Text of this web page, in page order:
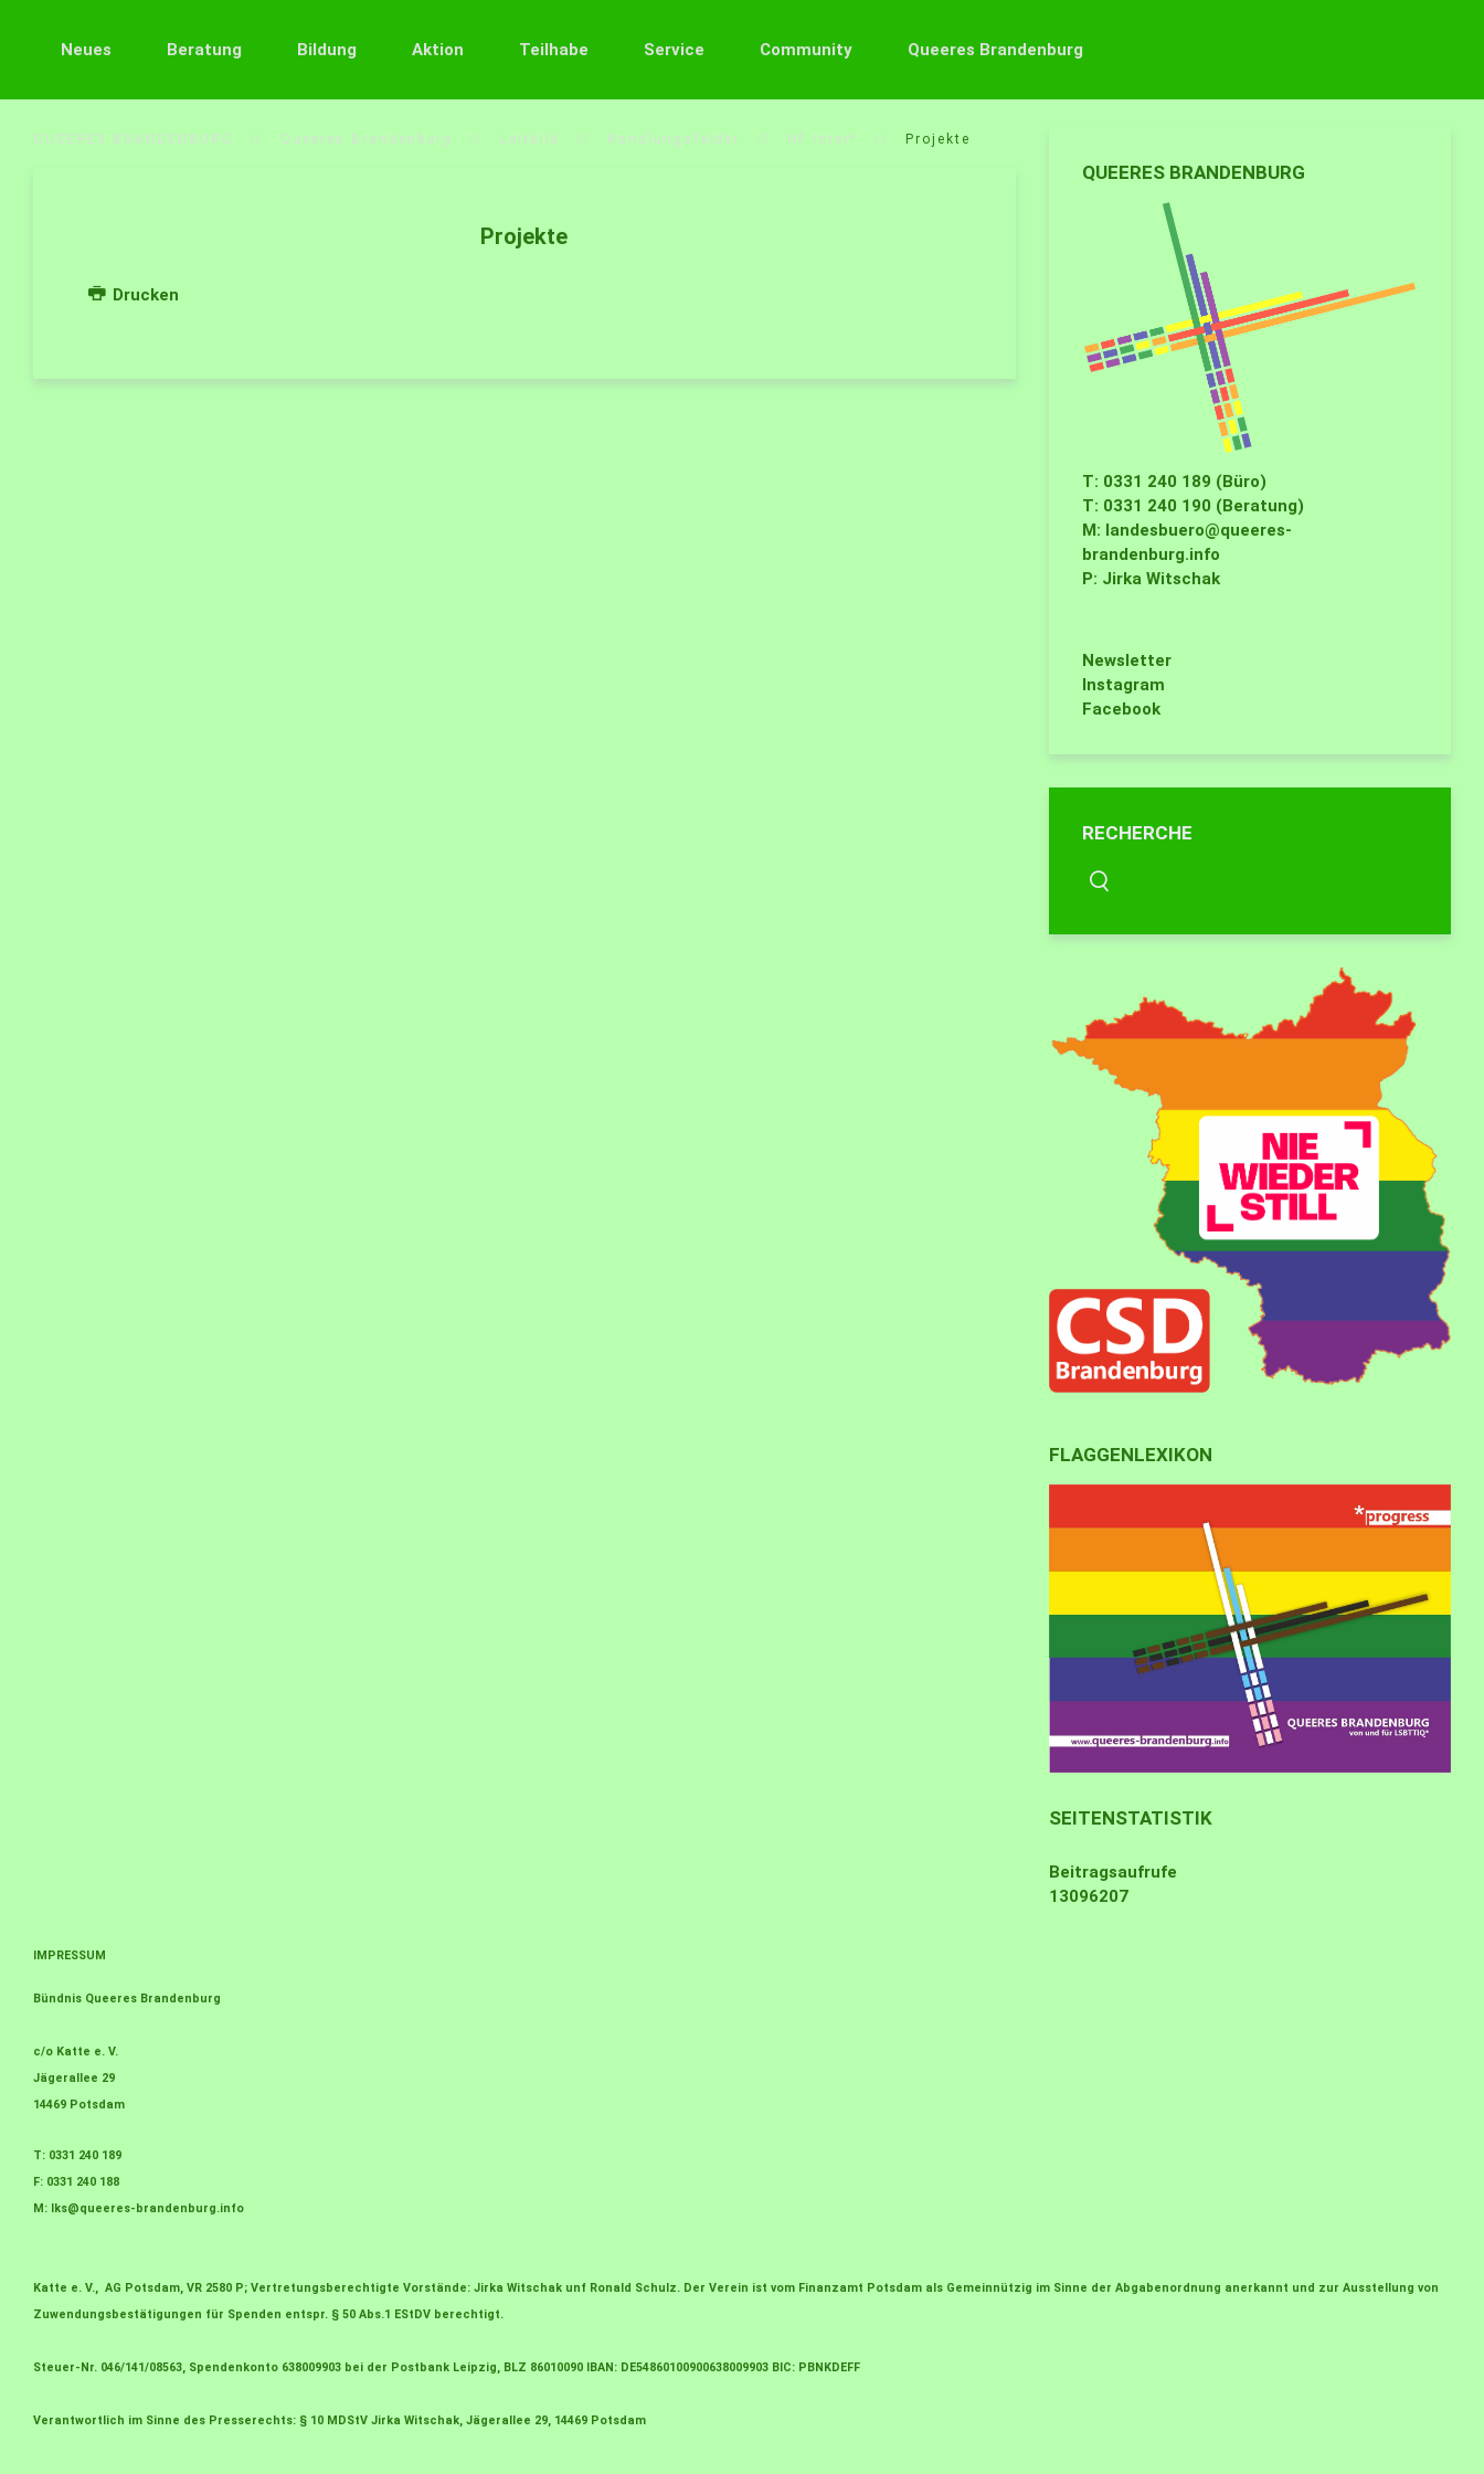
Neues Beratung Bildung Aktion Teilhabe Service Community Queeres Brandenburg
QUEERES BRANDENBURG Queeres Brandenburg Leitbild Handlungsfelder HF Inter* Projekte
Projekte
Drucken
QUEERES BRANDENBURG
T: 0331 240 189 (Büro)
T: 0331 240 190 (Beratung)
M: landesbuero@queeres-
brandenburg.info
P: Jirka Witschak
Newsletter
Instagram
Facebook
RECHERCHE
FLAGGENLEXIKON
SEITENSTATISTIK
Beitragsaufrufe
13096207
IMPRESSUM
Bündnis Queeres Brandenburg
c/o Katte e. V.
Jägerallee 29
14469 Potsdam
T: 0331 240 189
F: 0331 240 188
M: lks@queeres-brandenburg.info
Katte e. V., AG Potsdam, VR 2580 P; Vertretungsberechtigte Vorstände: Jirka Witschak unf Ronald Schulz. Der Verein ist vom Finanzamt Potsdam als Gemeinnützig im Sinne der Abgabenordnung anerkannt und zur Ausstellung von
Zuwendungsbestätigungen für Spenden entspr. § 50 Abs.1 EStDV berechtigt.
Steuer-Nr. 046/141/08563, Spendenkonto 638009903 bei der Postbank Leipzig, BLZ 86010090 IBAN: DE54860100900638009903 BIC: PBNKDEFF
Verantwortlich im Sinne des Presserechts: § 10 MDStV Jirka Witschak, Jägerallee 29, 14469 Potsdam